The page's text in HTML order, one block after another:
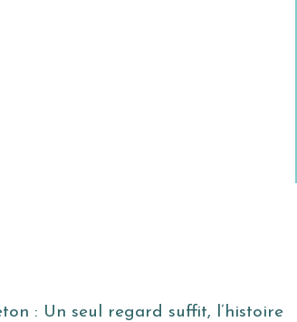
: Un seul regard suffit, l’histoire